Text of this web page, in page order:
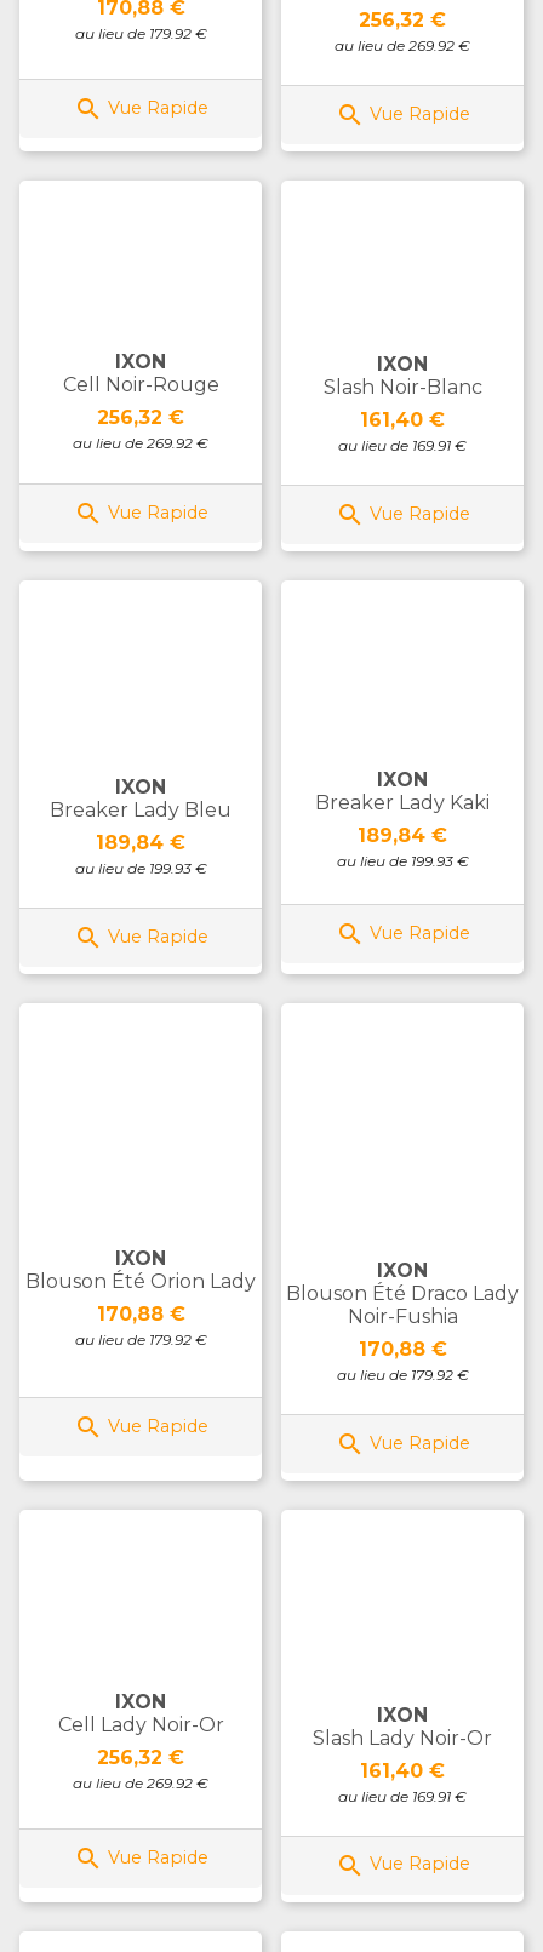
Prix
170,88 €
au lieu de 179.92 €
 Vue Rapide
Prix
256,32 €
au lieu de 269.92 €
 Vue Rapide
IXON
Cell Noir-Rouge
Prix
256,32 €
au lieu de 269.92 €
 Vue Rapide
IXON
Slash Noir-Blanc
Prix
161,40 €
au lieu de 169.91 €
 Vue Rapide
IXON
Breaker Lady Bleu
Prix
189,84 €
au lieu de 199.93 €
 Vue Rapide
IXON
Breaker Lady Kaki
Prix
189,84 €
au lieu de 199.93 €
 Vue Rapide
IXON
Blouson Été Orion Lady
Prix
170,88 €
au lieu de 179.92 €
 Vue Rapide
IXON
Blouson Été Draco Lady
Noir-Fushia
Prix
170,88 €
au lieu de 179.92 €
 Vue Rapide
IXON
Cell Lady Noir-Or
Prix
256,32 €
au lieu de 269.92 €
 Vue Rapide
IXON
Slash Lady Noir-Or
Prix
161,40 €
au lieu de 169.91 €
 Vue Rapide